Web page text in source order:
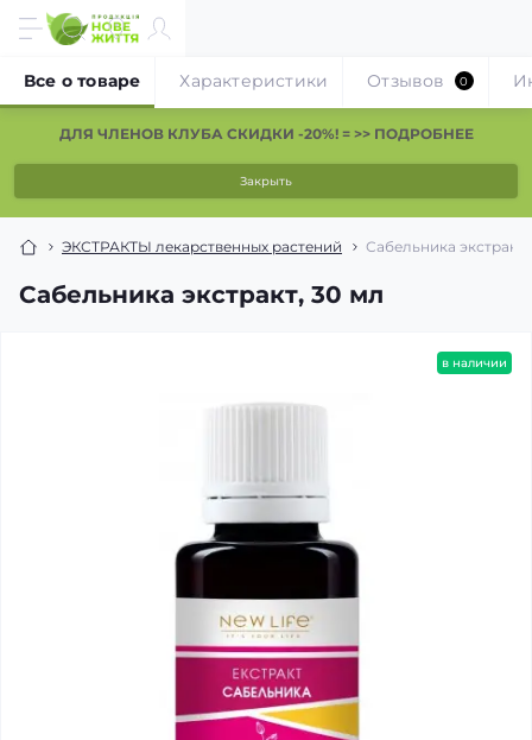
ДЛЯ ЧЛЕНОВ КЛУБА СКИДКИ -20%! = >> ПОДРОБНЕЕ
Закрыть
ЭКСТРАКТЫ лекарственных растений Сабельника
Сабельника экстракт, 30 мл
Все о товаре Характеристики Отзывов 0
в наличии